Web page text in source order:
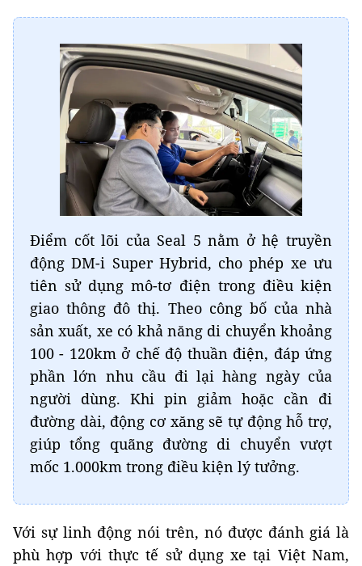
Điểm cốt lõi của Seal 5 nằm ở hệ truyền
động DM-i Super Hybrid, cho phép xe ưu
tiên sử dụng mô-tơ điện trong điều kiện
giao thông đô thị. Theo công bố của nhà
sản xuất, xe có khả năng di chuyển khoảng
100 - 120km ở chế độ thuần điện, đáp ứng
phần lớn nhu cầu đi lại hàng ngày của
người dùng. Khi pin giảm hoặc cần đi
đường dài, động cơ xăng sẽ tự động hỗ trợ,
giúp tổng quãng đường di chuyển vượt
mốc 1.000km trong điều kiện lý tưởng.
Với sự linh động nói trên, nó được đánh giá là
phù hợp với thực tế sử dụng xe tại Việt Nam,